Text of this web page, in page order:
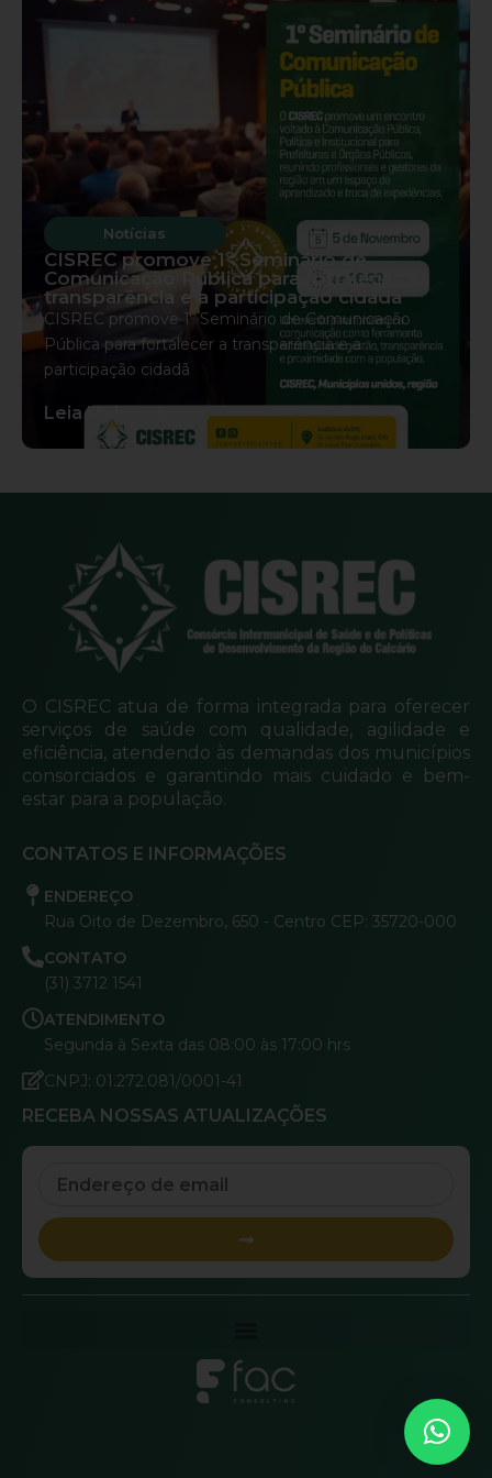
Notícias
CISREC promove 1º Seminário de
Comunicação Pública para fortalecer a
transparência e a participação cidadã
CISREC promove 1º Seminário de Comunicação
Pública para fortalecer a transparência e a
participação cidadã
Leia Mais
O CISREC atua de forma integrada para oferecer
serviços de saúde com qualidade, agilidade e
eficiência, atendendo às demandas dos municípios
consorciados e garantindo mais cuidado e bem-
estar para a população.
CONTATOS E INFORMAÇÕES
ENDEREÇO
Rua Oito de Dezembro, 650 - Centro CEP: 35720-000
CONTATO
(31) 3712 1541
ATENDIMENTO
Segunda à Sexta das 08:00 às 17:00 hrs
CNPJ: 01.272.081/0001-41
RECEBA NOSSAS ATUALIZAÇÕES
Submit